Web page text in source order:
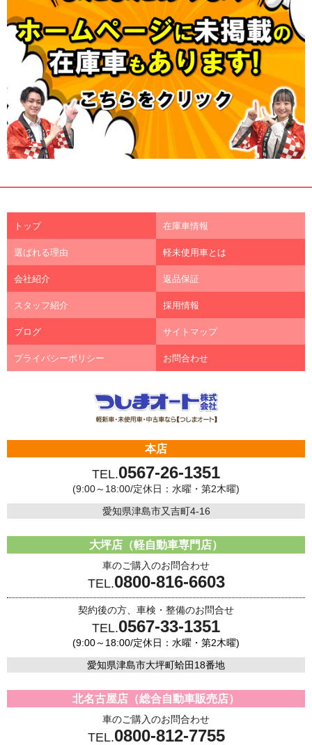
トップ 在庫車情報
選ばれる理由 軽未使用車とは
会社紹介 返品保証
スタッフ紹介 採用情報
ブログ サイトマップ
プライバシーポリシー お問合わせ
本店
TEL.0567-26-1351
(9:00～18:00/定休日：水曜・第2木曜)
愛知県津島市又吉町4-16
大坪店（軽自動車専門店）
車のご購入のお問合わせ
TEL.0800-816-6603
契約後の方、車検・整備のお問合せ
TEL.0567-33-1351
(9:00～18:00/定休日：水曜・第2木曜)
愛知県津島市大坪町蛤田18番地
北名古屋店（総合自動車販売店）
車のご購入のお問合わせ
TEL.0800-812-7755